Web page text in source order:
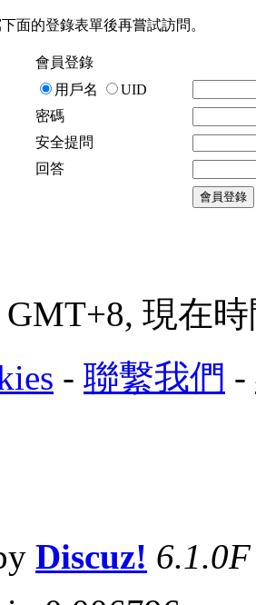
面的登錄表單後再嘗試訪問。
會員登錄
用戶名
UID
密碼
安全提問
回答
會員登錄
現在
- 聯繫我們 -
Discuz! 6.1.0F